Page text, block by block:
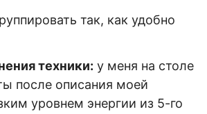
так, как удобно
техники: у меня на столе
после описания моей
уровнем энергии из 5-го